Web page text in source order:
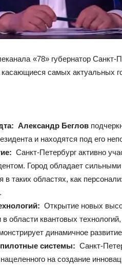
«78» губернатор Санкт-
самых актуальных
Александр Беглов
и находятся под его
Санкт-Петербург активно
Город обладает
в таких областях, как
Открытие новых
области квантовых
динамичное
системы: Санкт-
на создание